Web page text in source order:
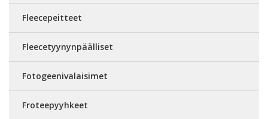
Fleecepeitteet
Fleecetyynynpäälliset
Fotogeenivalaisimet
Froteepyyhkeet